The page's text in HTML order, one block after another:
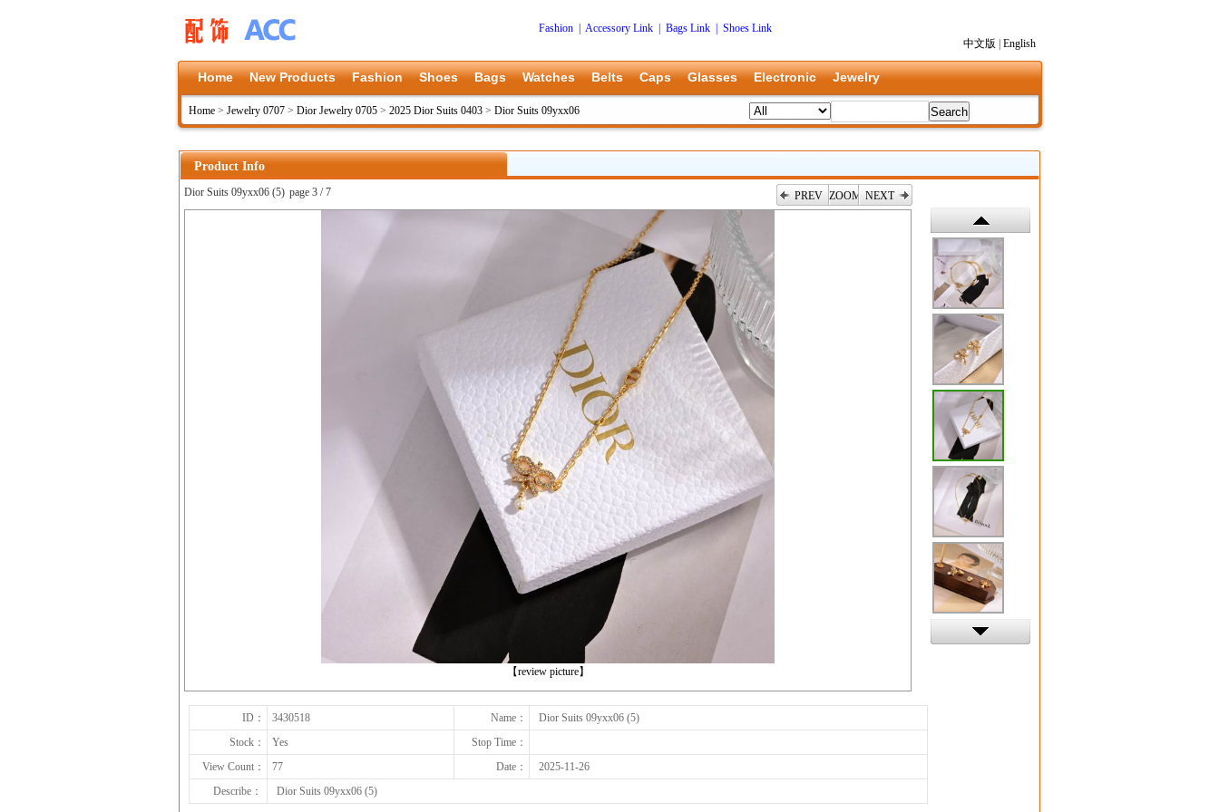
Fashion Accessory Link Bags Link
Shoes Link
中文版
English
Home New Products Fashion Shoes Bags Watches Belts Caps Glasses Electronic Jewelry
Home > Jewelry 0707 > Dior Jewelry 0705 > 2025 Dior Suits 0403 > Dior Suits 09yxx06
Product Info
Dior Suits 09yxx06 (5) page 3 / 7 PREV ZOOM NEXT
【review picture】
ID： 3430518 Name：
Dior Suits 09yxx06 (5)
Stock：
Yes
Stop Time：
View Count：
77 Date：
2025-11-26
Describe：
Dior Suits 09yxx06 (5)